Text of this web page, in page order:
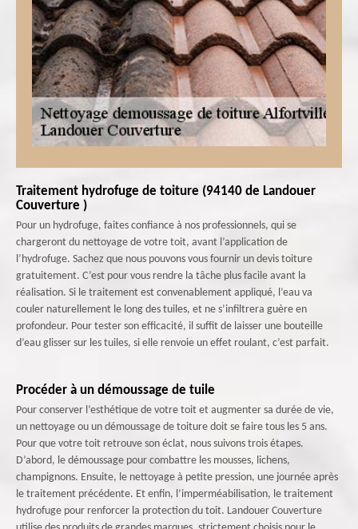
Traitement hydrofuge de toiture (94140 de Landouer
Couverture )
Pour un hydrofuge, faites confiance à nos professionnels, qui se
chargeront du nettoyage de votre toit, avant l’application de
l’hydrofuge. Sachez que nous pouvons vous fournir un devis toiture
gratuitement. C’est pour vous rendre la tâche plus facile avant la
réalisation. Si le traitement est convenablement appliqué, l’eau va
couler naturellement le long des tuiles, et ne s’infiltrera guère en
profondeur. Pour tester son efficacité, il suffit de laisser une bouteille
d’eau glisser sur les tuiles, si elle renvoie un effet roulant, c’est parfait.
Procéder à un démoussage de tuile
Pour conserver l’esthétique de votre toit et augmenter sa durée de vie,
un nettoyage ou un démoussage de toiture doit se faire tous les 5 ans.
Pour que votre toit retrouve son éclat, nous suivons trois étapes.
D’abord, le démoussage pour combattre les mousses, lichens,
champignons. Ensuite, le nettoyage à petite pression, une journée après
le traitement précédente. Et enfin, l’imperméabilisation, le traitement
hydrofuge pour renforcer la protection du toit. Landouer Couverture